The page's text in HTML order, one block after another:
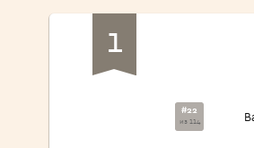
1
#22
из 114